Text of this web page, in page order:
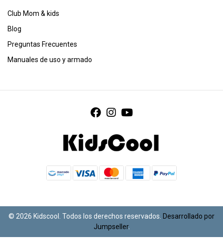
Club Mom & kids
Blog
Preguntas Frecuentes
Manuales de uso y armado
© 2026 Kidscool. Todos los derechos reservados. Desarrollado por
Jumpseller.